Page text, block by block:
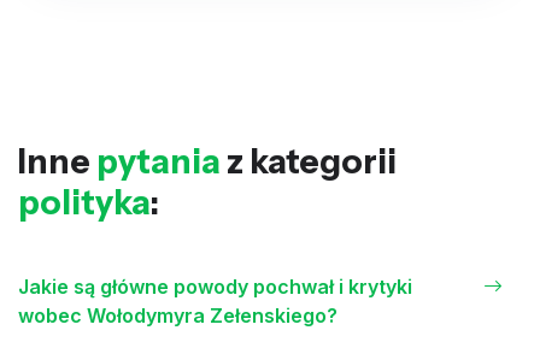
Inne pytania z kategorii
polityka:
Jakie są główne powody pochwał i krytyki
wobec Wołodymyra Zełenskiego?